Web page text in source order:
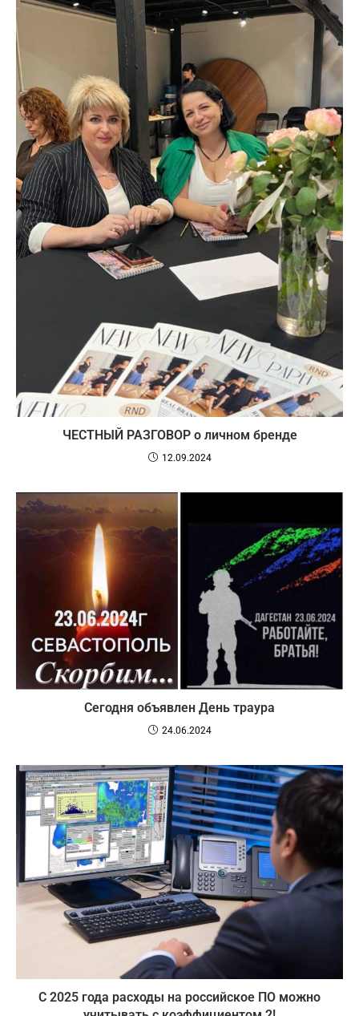
ЧЕСТНЫЙ РАЗГОВОР о личном бренде
12.09.2024
Сегодня объявлен День траура
24.06.2024
С 2025 года расходы на российское ПО можно